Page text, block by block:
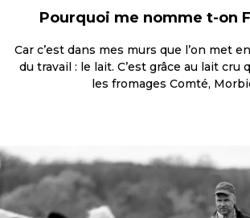
Pourquoi me nomme t-on
Car c’est dans mes murs que l’on met
du travail : le lait. C’est grâce au lait cru
les fromages Comté,